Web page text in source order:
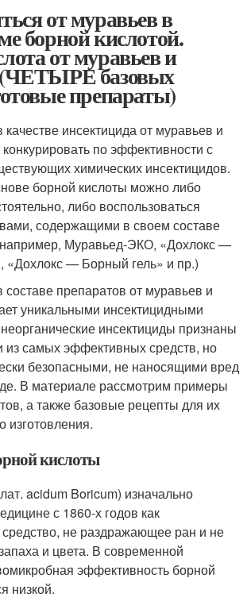
от муравьев в
борной кислотой.
от муравьев и
(ЧЕТЫРЕ базовых
препараты)
инсектицида от муравьев и
по эффективности с
химических инсектицидов.
борной кислоты можно либо
либо воспользоваться
содержащими в своем составе
Муравьед-ЭКО, «Дохлокс —
— Борный гель» и пр.)
составе препаратов от муравьев и
уникальными инсектицидными
инсектициды признаны
из самых эффективных средств, но
безопасными, не наносящими вред
В материале рассмотрим примеры
а также базовые рецепты для их
изготовления.
кислоты
acidum Boricum) изначально
с 1860-х годов как
средство, не раздражающее ран и не
и цвета. В современной
эффективность борной
низкой.